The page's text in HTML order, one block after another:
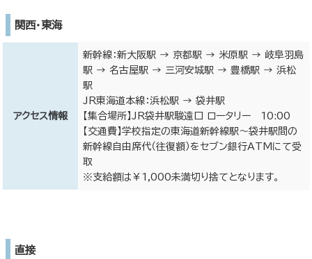
関西・東海
アクセス情報
新幹線：新大阪駅 → 京都駅 → 米原駅 → 岐阜羽島
駅 → 名古屋駅 → 三河安城駅 → 豊橋駅 → 浜松
駅
JR東海道本線：浜松駅 → 袋井駅
【集合場所】JR袋井駅駿遠口 ロータリー 10:00
【交通費】学校指定の東海道新幹線駅～袋井駅間の
新幹線自由席代（往復額）をセブン銀行ATMにて受
取
※支給額は￥1,000未満切り捨てとなります。
直接